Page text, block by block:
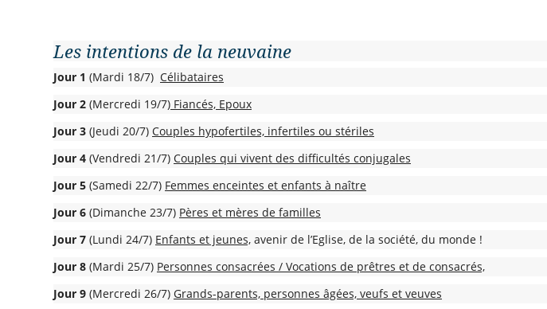
Les intentions de la neuvaine
Jour 1 (Mardi 18/7) Célibataires
Jour 2 (Mercredi 19/7) Fiancés, Epoux
Jour 3 (Jeudi 20/7) Couples hypofertiles, infertiles ou stériles
Jour 4 (Vendredi 21/7) Couples qui vivent des difficultés conjugales
Jour 5 (Samedi 22/7) Femmes enceintes et enfants à naître
Jour 6 (Dimanche 23/7) Pères et mères de familles
Jour 7 (Lundi 24/7) Enfants et jeunes, avenir de l’Eglise, de la société, du monde !
Jour 8 (Mardi 25/7) Personnes consacrées / Vocations de prêtres et de consacrés,
Jour 9 (Mercredi 26/7) Grands-parents, personnes âgées, veufs et veuves